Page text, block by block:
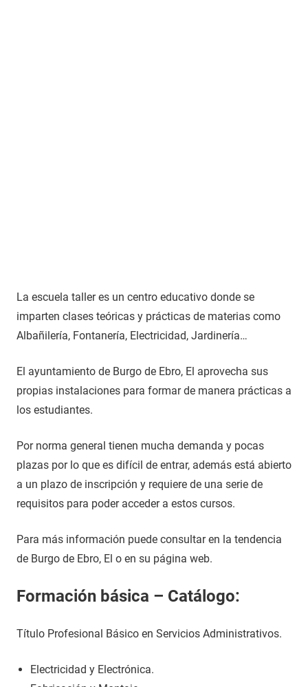
La escuela taller es un centro educativo donde se
imparten clases teóricas y prácticas de materias como
Albañilería, Fontanería, Electricidad, Jardinería…
El ayuntamiento de Burgo de Ebro, El aprovecha sus
propias instalaciones para formar de manera prácticas a
los estudiantes.
Por norma general tienen mucha demanda y pocas
plazas por lo que es difícil de entrar, además está abierto
a un plazo de inscripción y requiere de una serie de
requisitos para poder acceder a estos cursos.
Para más información puede consultar en la tendencia
de Burgo de Ebro, El o en su página web.
Formación básica – Catálogo:
Título Profesional Básico en Servicios Administrativos.
Electricidad y Electrónica.